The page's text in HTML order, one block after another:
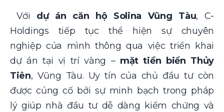
Với dự án căn hộ Solina Vũng Tàu, C-
Holdings tiếp tục thể hiện sự chuyên
nghiệp của mình thông qua việc triển khai
dự án tại vị trí vàng – mặt tiền biển Thủy
Tiên, Vũng Tàu. Uy tín của chủ đầu tư còn
được củng cố bởi sự minh bạch trong pháp
lý giúp nhà đầu tư dễ dàng kiểm chứng và